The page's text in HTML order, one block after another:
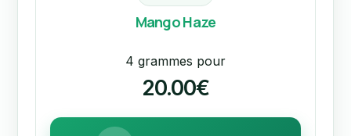
Mango Haze
4 grammes pour
20.00€